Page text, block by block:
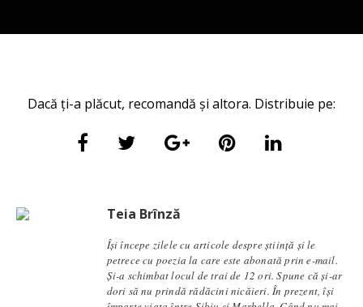
Dacă ți-a plăcut, recomandă și altora. Distribuie pe:
Teia Brînză
Își începe zilele cu articole despre știință și le
petrece cu poezia la care este abonată prin e-mail.
Și-a schimbat locul de trai de 12 ori. Spune că și-ar
dori să nu prindă rădăcini nicăieri. În prezent, își